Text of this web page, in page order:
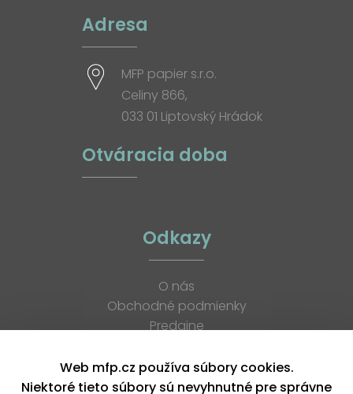
Adresa
MFP papier s.r.o.
Celiny 866,
033 01 Liptovský Hrádok
Otváracia doba
Odkazy
O nás
Obchodné podmienky
Predajne
K stiahnutiu
Blog
Web mfp.cz používa súbory cookies.
Niektoré tieto súbory sú nevyhnutné pre správne